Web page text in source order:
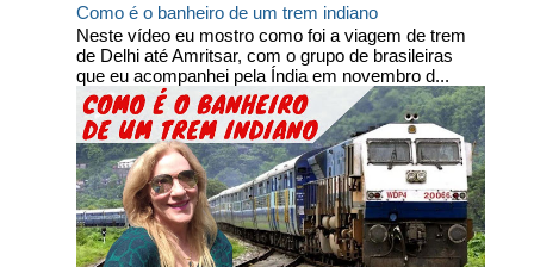
Como é o banheiro de um trem indiano
Neste vídeo eu mostro como foi a viagem de trem
de Delhi até Amritsar, com o grupo de brasileiras
que eu acompanhei pela Índia em novembro d...